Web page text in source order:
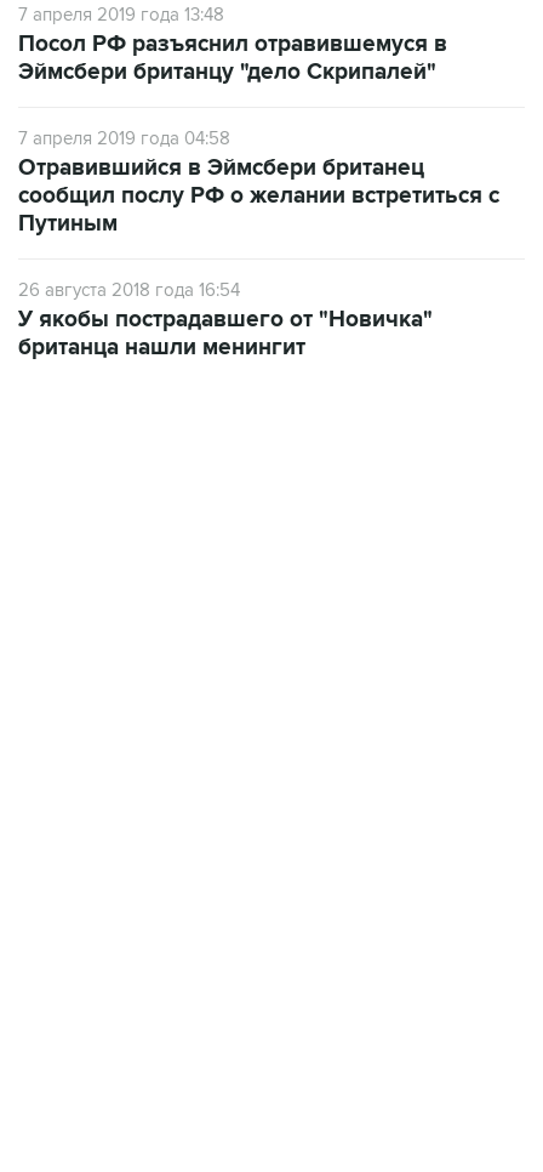
7 апреля 2019 года 13:48
Посол РФ разъяснил отравившемуся в
Эймсбери британцу "дело Скрипалей"
7 апреля 2019 года 04:58
Отравившийся в Эймсбери британец
сообщил послу РФ о желании встретиться с
Путиным
26 августа 2018 года 16:54
У якобы пострадавшего от "Новичка"
британца нашли менингит